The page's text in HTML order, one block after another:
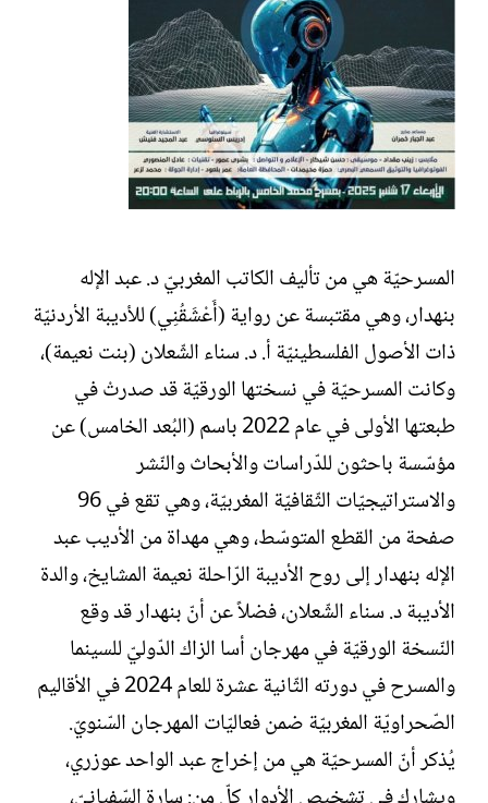
المسرحيّة هي من تأليف الكاتب المغربيّ د. عبد الإله
بنهدار، وهي مقتبسة عن رواية (أَعْشَقُنِي) للأديبة الأردنيّة
ذات الأصول الفلسطينيّة أ. د. سناء الشّعلان (بنت نعيمة)،
وكانت المسرحيّة في نسختها الورقيّة قد صدرتْ في
طبعتها الأولى في عام 2022 باسم (البُعد الخامس) عن
مؤسّسة باحثون للدّراسات والأبحاث والنّشر
والاستراتيجيّات الثّقافيّة المغربيّة، وهي تقع في 96
صفحة من القطع المتوسّط، وهي مهداة من الأديب عبد
الإله بنهدار إلى روح الأديبة الرّاحلة نعيمة المشايخ، والدة
الأديبة د. سناء الشّعلان، فضلاً عن أنّ بنهدار قد وقع
النّسخة الورقيّة في مهرجان أسا الزاك الدّوليّ للسينما
والمسرح في دورته الثّانية عشرة للعام 2024 في الأقاليم
الصّحراويّة المغربيّة ضمن فعاليّات المهرجان السّنويّ.
يُذكر أنّ المسرحيّة هي من إخراج عبد الواحد عوزري،